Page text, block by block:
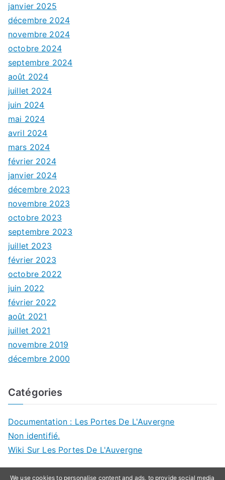
janvier 2025
décembre 2024
novembre 2024
octobre 2024
septembre 2024
août 2024
juillet 2024
juin 2024
mai 2024
avril 2024
mars 2024
février 2024
janvier 2024
décembre 2023
novembre 2023
octobre 2023
septembre 2023
juillet 2023
février 2023
octobre 2022
juin 2022
février 2022
août 2021
juillet 2021
novembre 2019
décembre 2000
Catégories
Documentation : Les Portes De L'Auvergne
Non identifié.
Wiki Sur Les Portes De L'Auvergne
We use cookies to personalise content and ads, to provide social media